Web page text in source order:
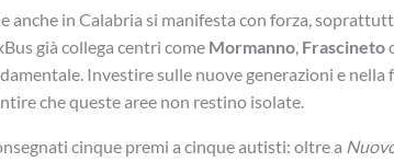
anche in Calabria si manifesta con forza,
già collega centri come Mormanno, Frascineto
Investire sulle nuove generazioni e nella
che queste aree non restino isolate.
cinque premi a cinque autisti: oltre a